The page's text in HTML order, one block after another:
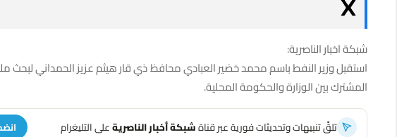
شبكة اخبار الناصرية:
استقبل وزير النفط باسم محمد خضير العبادي محافظ ذي قار هيثم عزيز الحمداني لبحث
المشترك بين الوزارة والحكومة المحلية.
تلقَّ تنبيهات وتحديثات فورية عبر قناةشبكة أخبار الناصريةعلى التليغرام